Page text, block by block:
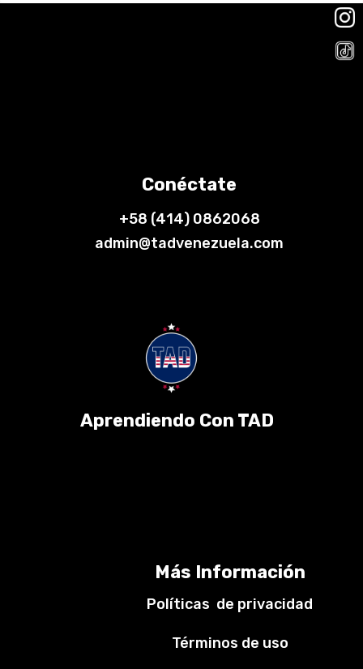
Conéctate
+58 (414) 0862068
admin@tadvenezuela.com
Aprendiendo Con TAD
Más Información
Políticas de privacidad
Términos de uso